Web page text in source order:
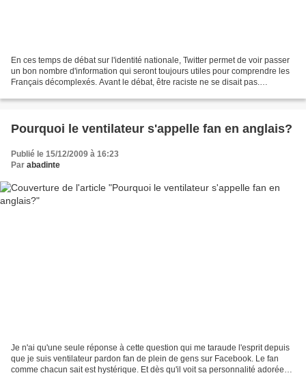
En ces temps de débat sur l'identité nationale, Twitter permet de voir passer
un bon nombre d'information qui seront toujours utiles pour comprendre les
Français décomplexés. Avant le débat, être raciste ne se disait pas.
Pourquoi le ventilateur s'appelle fan en anglais?
Publié le 15/12/2009 à 16:23
Par abadinte
Je n'ai qu'une seule réponse à cette question qui me taraude l'esprit depuis
que je suis ventilateur pardon fan de plein de gens sur Facebook. Le fan
comme chacun sait est hystérique. Et dès qu'il voit sa personnalité adorée